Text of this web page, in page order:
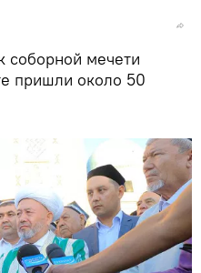
соборной мечети
пришли около 50